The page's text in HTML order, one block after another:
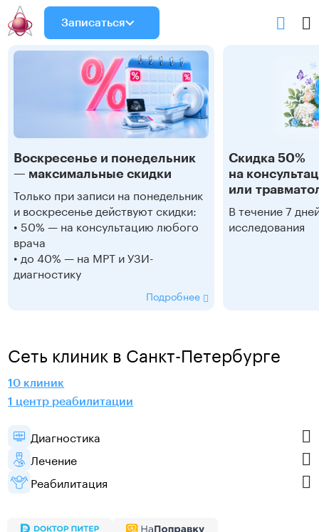
Записаться
Воскресенье и понедельник
— максимальные скидки
Только при записи на понедельник
и воскресенье действуют скидки:
• 50% — на консультацию любого
врача
• до 40% — на МРТ и УЗИ-
диагностику
Подробнее
Скидка 50%
на
или
В течение 7
исследования
Сеть клиник в Санкт-Петербурге
10 клиник
1 центр реабилитации
Диагностика
Лечение
Реабилитация